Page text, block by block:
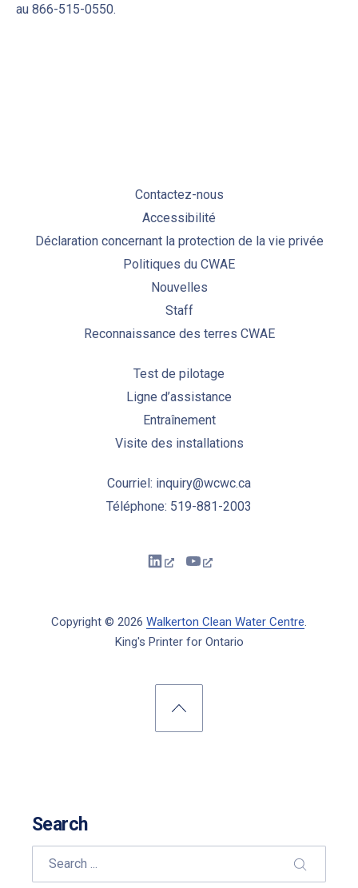
au 866-515-0550.
Contactez-nous
Accessibilité
Déclaration concernant la protection de la vie privée
Politiques du CWAE
Nouvelles
Staff
Reconnaissance des terres CWAE
Test de pilotage
Ligne d’assistance
Entraînement
Visite des installations
Courriel: inquiry@wcwc.ca
Téléphone: 519-881-2003
Copyright © 2026 Walkerton Clean Water Centre
King's Printer for Ontario
New WindowNew Window
Back to Top
Search
SEARCH